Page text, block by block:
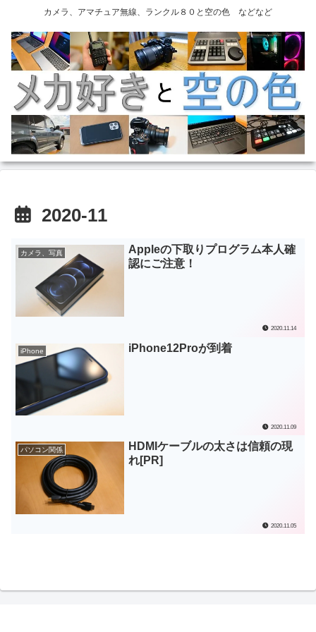
カメラ、アマチュア無線、ランクル８０と空の色 などなど
2020-11
カメラ、写真
Appleの下取りプログラム本人確
認にご注意！
2020.11.14
iPhone iPhone12Proが到着
2020.11.09
パソコン関係
HDMIケーブルの太さは信頼の現
れ[PR]
2020.11.05